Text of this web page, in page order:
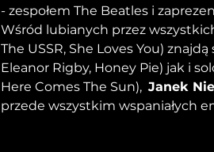
- zespołem The Beatles i
Wśród lubianych przez
The USSR, She Loves You)
Eleanor Rigby, Honey Pie) jak i
Here Comes The Sun), Janek
przede wszystkim wspaniałych